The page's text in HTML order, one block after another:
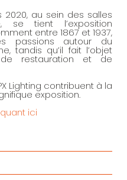
2020, au sein des salles
se tient l’exposition
entre 1867 et 1937,
passions autour du
tandis qu’il fait l’objet
restauration et de
Lighting contribuent à la
exposition.
ici